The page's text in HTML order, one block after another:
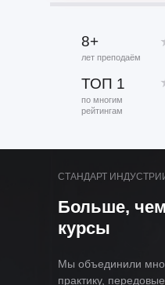
лет преподаём
8+
по многим
рейтингам
ТОП 1
Больше,
курсы
СТАНДАРТ
Мы объединили
практику,